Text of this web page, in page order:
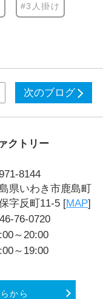
#3人掛け
次のブログ
クトリー
8144
県いわき市鹿島町
字反町11-5 [MAP]
76-0720
～20:00
～19:00
から